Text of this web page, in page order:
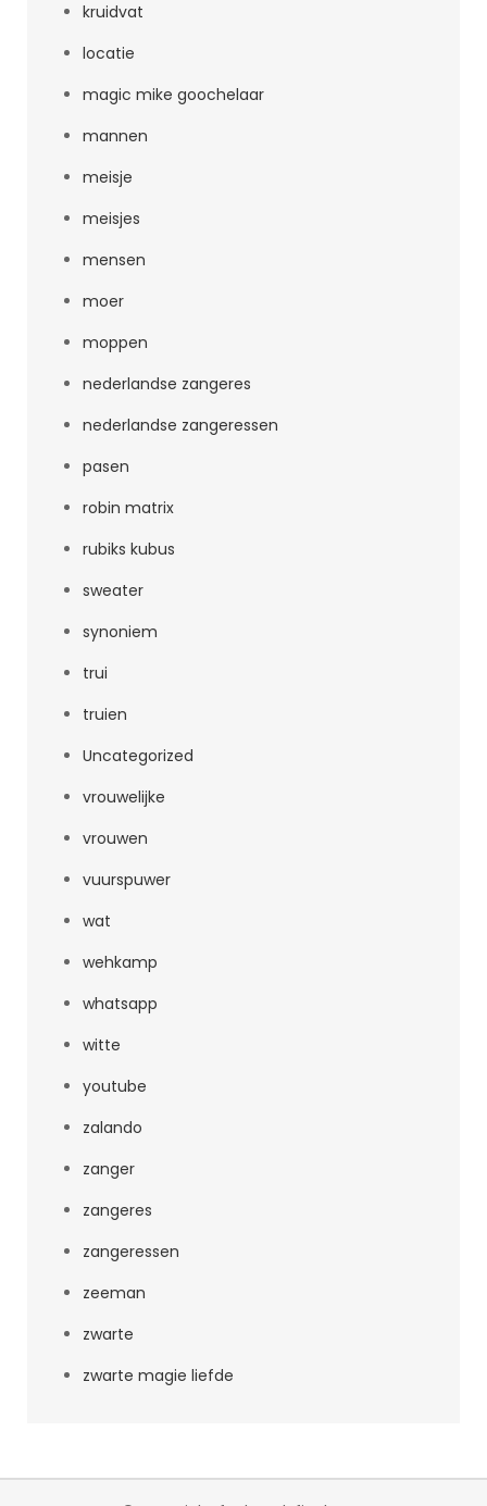
kruidvat
locatie
magic mike goochelaar
mannen
meisje
meisjes
mensen
moer
moppen
nederlandse zangeres
nederlandse zangeressen
pasen
robin matrix
rubiks kubus
sweater
synoniem
trui
truien
Uncategorized
vrouwelijke
vrouwen
vuurspuwer
wat
wehkamp
whatsapp
witte
youtube
zalando
zanger
zangeres
zangeressen
zeeman
zwarte
zwarte magie liefde